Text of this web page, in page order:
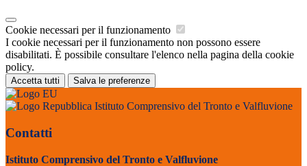
Cookie necessari per il funzionamento
I cookie necessari per il funzionamento non possono essere
disabilitati. È possibile consultare l'elenco nella pagina della cookie
policy.
Accetta tutti Salva le preferenze
Istituto Comprensivo del Tronto e Valfluvione
Contatti
Istituto Comprensivo del Tronto e Valfluvione